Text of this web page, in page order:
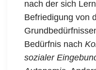
nach der sich
Befriedigung von
Bedürfnis nach
sozialer